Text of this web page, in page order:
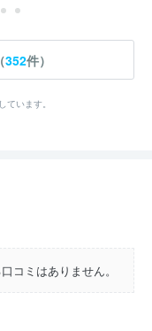
352件）
います。
コミはありません。